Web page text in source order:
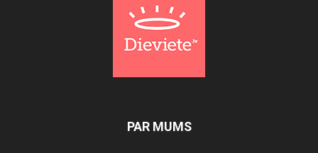
PAR MUMS